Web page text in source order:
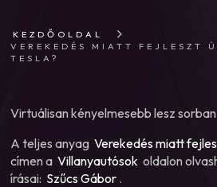
KEZDŐOLDAL
VEREKEDÉS MIATT FEJLESZT
TESLA?
Virtuálisan kényelmesebb lesz
A teljes anyag Verekedés miatt
címen a Villanyautósok oldalon
írásai: Szűcs Gábor .